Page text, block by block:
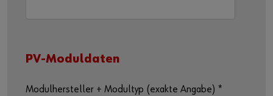
PV-Moduldaten
Modulhersteller + Modultyp (exakte Angabe) *